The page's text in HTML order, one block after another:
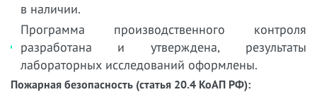
в наличии.
Программа производственного контроля
разработана и утверждена, результаты
лабораторных исследований оформлены.
Пожарная безопасность (статья 20.4 КоАП РФ):